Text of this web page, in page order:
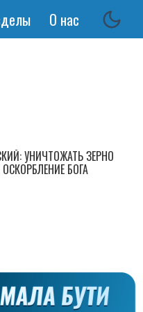
О нас
УНИЧТОЖАТЬ ЗЕРНО
БОГА